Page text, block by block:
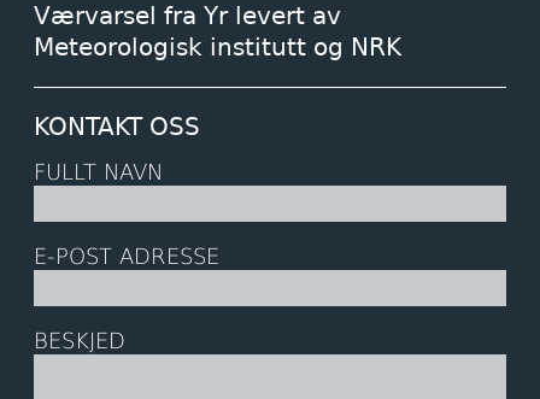
Værvarsel fra Yr levert av
Meteorologisk institutt og NRK
KONTAKT OSS
FULLT NAVN
E-POST ADRESSE
BESKJED